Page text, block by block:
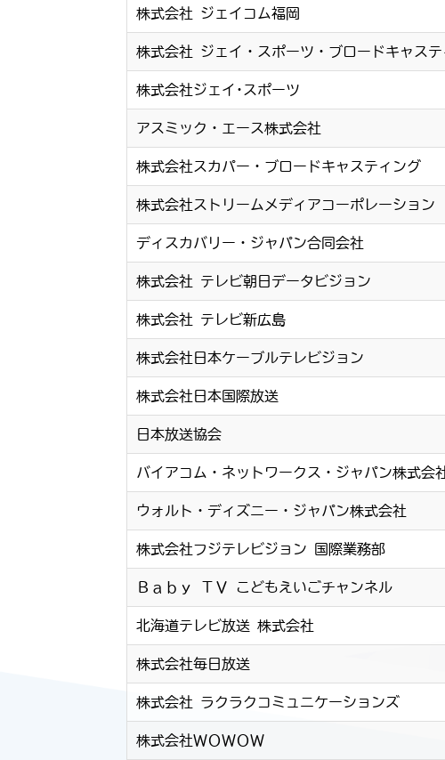
株式会社 ジェイコム福岡
株式会社 ジェイ・スポーツ・ブロードキャステ
株式会社ジェイ･スポーツ
アスミック・エース株式会社
株式会社スカパー・ブロードキャスティング
株式会社ストリームメディアコーポレーション
ディスカバリー・ジャパン合同会社
株式会社 テレビ朝日データビジョン
株式会社 テレビ新広島
株式会社日本ケーブルテレビジョン
株式会社日本国際放送
日本放送協会
バイアコム・ネットワークス・ジャパン株式会
ウォルト・ディズニー・ジャパン株式会社
株式会社フジテレビジョン 国際業務部
Ｂａｂｙ ＴＶ こどもえいごチャンネル
北海道テレビ放送 株式会社
株式会社毎日放送
株式会社 ラクラクコミュニケーションズ
株式会社ＷＯＷＯＷ